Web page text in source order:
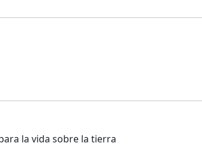
la vida sobre la tierra